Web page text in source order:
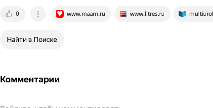
0 www.maam.ru www.litres.ru
Найти в Поиске
Комментарии